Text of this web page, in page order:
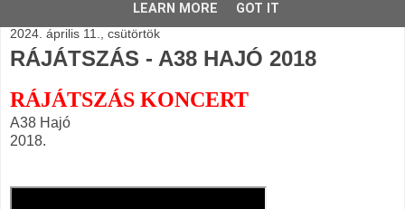
2024. április 11., csütörtök
RÁJÁTSZÁS - A38 HAJÓ 2018
RÁJÁTSZÁS KONCERT
A38 Hajó
2018.
LEARN MORE GOT IT